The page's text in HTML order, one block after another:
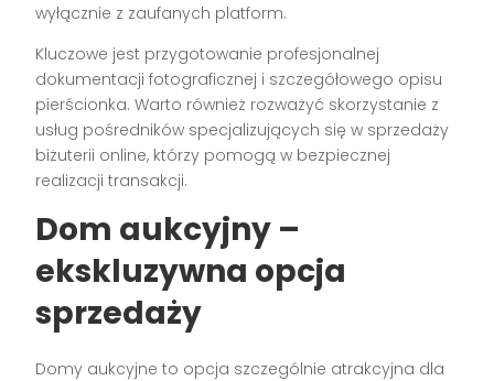
wyłącznie z zaufanych platform.
Kluczowe jest przygotowanie profesjonalnej
dokumentacji fotograficznej i szczegółowego opisu
pierścionka. Warto również rozważyć skorzystanie z
usług pośredników specjalizujących się w sprzedaży
biżuterii online, którzy pomogą w bezpiecznej
realizacji transakcji.
Dom aukcyjny –
ekskluzywna opcja
sprzedaży
Domy aukcyjne to opcja szczególnie atrakcyjna dla